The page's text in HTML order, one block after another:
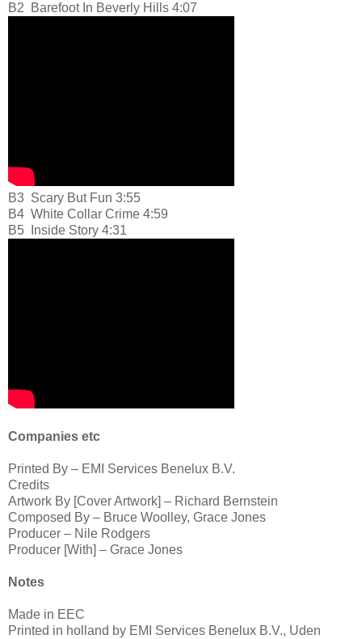
B2
Barefoot In Beverly Hills 4:07
B3 Scary But Fun 3:55
B4 White Collar Crime 4:59
B5
Inside Story 4:31
Companies etc
Printed By – EMI Services Benelux B.V.
Credits
Artwork By [Cover Artwork] – Richard Bernstein
Composed By – Bruce Woolley, Grace Jones
Producer – Nile Rodgers
Producer [With] – Grace Jones
Notes
Made in EEC
Printed in holland by EMI Services Benelux B.V., Uden